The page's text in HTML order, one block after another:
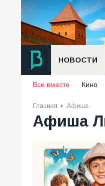
НОВОСТИ
Все вместе Кино
Главная Афиша
Афиша